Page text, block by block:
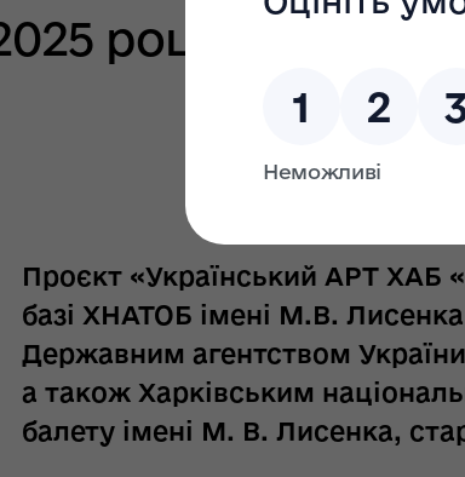
році
Проєкт «Український АРТ
базі ХНАТОБ імені М.В.
Державним агентством
а також Харківським
балету імені М. В. Лисенка,